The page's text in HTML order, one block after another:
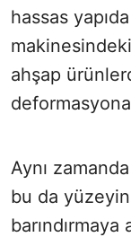
hassas
ahşap
Aynı
bu da